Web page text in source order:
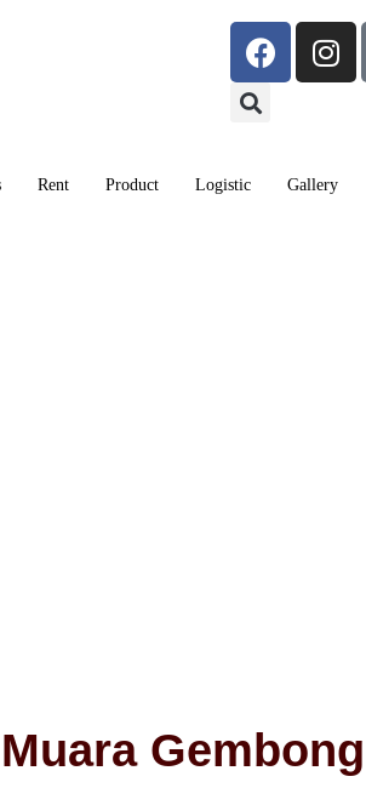
Rent Product Logistic Gallery
Gembong